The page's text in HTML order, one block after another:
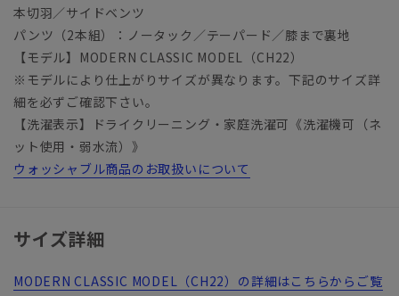
本切羽／サイドベンツ
パンツ（2本組）：ノータック／テーパード／膝まで裏地
【モデル】MODERN CLASSIC MODEL（CH22）
※モデルにより仕上がりサイズが異なります。下記のサイズ詳
細を必ずご確認下さい。
【洗濯表示】ドライクリーニング・家庭洗濯可《洗濯機可（ネ
ット使用・弱水流）》
ウォッシャブル商品のお取扱いについて
サイズ詳細
MODERN CLASSIC MODEL（CH22）の詳細はこちらからご覧